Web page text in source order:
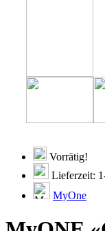
Vorrätig!
Lieferzeit:
MyOne